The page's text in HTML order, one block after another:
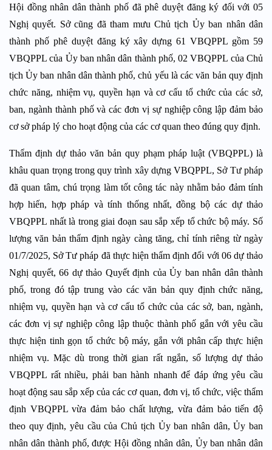
Hội đồng nhân dân thành phố đã phê duyệt đăng ký đối với 05
Nghị quyết. Sở cũng đã tham mưu Chủ tịch Ủy ban nhân dân
thành phố phê duyệt đăng ký xây dựng 61 VBQPPL gồm 59
VBQPPL của Ủy ban nhân dân thành phố, 02 VBQPPL của Chủ
tịch Ủy ban nhân dân thành phố, chủ yếu là các văn bản quy định
chức năng, nhiệm vụ, quyền hạn và cơ cấu tổ chức của các sở,
ban, ngành thành phố và các đơn vị sự nghiệp công lập đảm bảo
cơ sở pháp lý cho hoạt động của các cơ quan theo đúng quy định.
Thẩm định dự thảo văn bản quy phạm pháp luật (VBQPPL) là
khâu quan trọng trong quy trình xây dựng VBQPPL, Sở Tư pháp
đã quan tâm, chú trọng làm tốt công tác này nhằm bảo đảm tính
hợp hiến, hợp pháp và tính thống nhất, đồng bộ các dự thảo
VBQPPL nhất là trong giai đoạn sau sắp xếp tổ chức bộ máy. Số
lượng văn bản thẩm định ngày càng tăng, chỉ tính riêng từ ngày
01/7/2025, Sở Tư pháp đã thực hiện thẩm định đối với 06 dự thảo
Nghị quyết, 66 dự thảo Quyết định của Ủy ban nhân dân thành
phố, trong đó tập trung vào các văn bản quy định chức năng,
nhiệm vụ, quyền hạn và cơ cấu tổ chức của các sở, ban, ngành,
các đơn vị sự nghiệp công lập thuộc thành phố gắn với yêu cầu
thực hiện tinh gọn tổ chức bộ máy, gắn với phân cấp thực hiện
nhiệm vụ. Mặc dù trong thời gian rất ngắn, số lượng dự thảo
VBQPPL rất nhiều, phải ban hành nhanh để đáp ứng yêu cầu
hoạt động sau sắp xếp của các cơ quan, đơn vị, tổ chức, việc thẩm
định VBQPPL vừa đảm bảo chất lượng, vừa đảm bảo tiến độ
theo quy định, yêu cầu của Chủ tịch Ủy ban nhân dân, Ủy ban
nhân dân thành phố, được Hội đồng nhân dân, Ủy ban nhân dân